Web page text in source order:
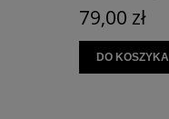
79,00 zł
DO KOSZYKA